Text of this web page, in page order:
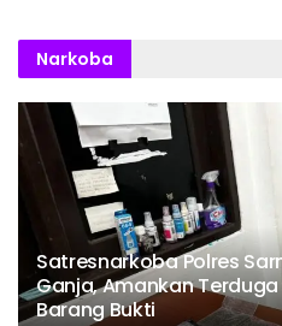
Narkoba
Satresnarkoba Polres
Ganja, Amankan
Barang Bukti